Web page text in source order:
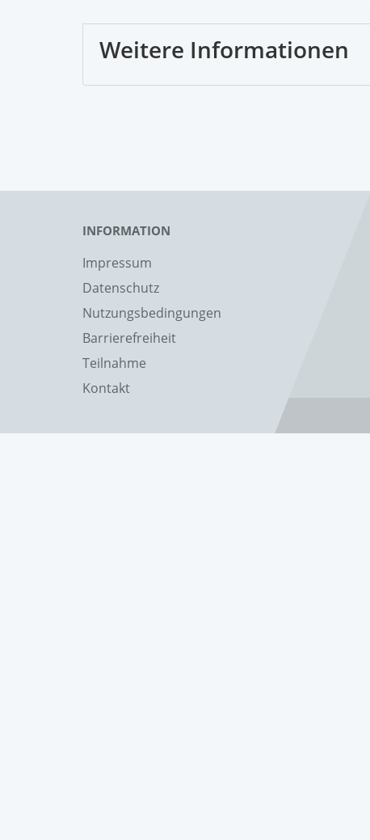
Weitere Informationen
INFORMATION
Impressum
Datenschutz
Nutzungsbedingungen
Barrierefreiheit
Teilnahme
Kontakt